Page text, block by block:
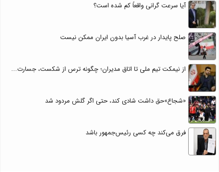
آیا سرعت گرانی واقعاً کم شده است؟
صلح پایدار در غرب آسیا بدون ایران ممکن نیست
از نیمکت تیم ملی تا اتاق مدیران؛ چگونه ترس از شکست، جسارت...
«شجاع»حق داشت شادی کند، حتی اگر گلش مردود شد
فرق می‌کند چه کسی رئیس‌جمهور باشد